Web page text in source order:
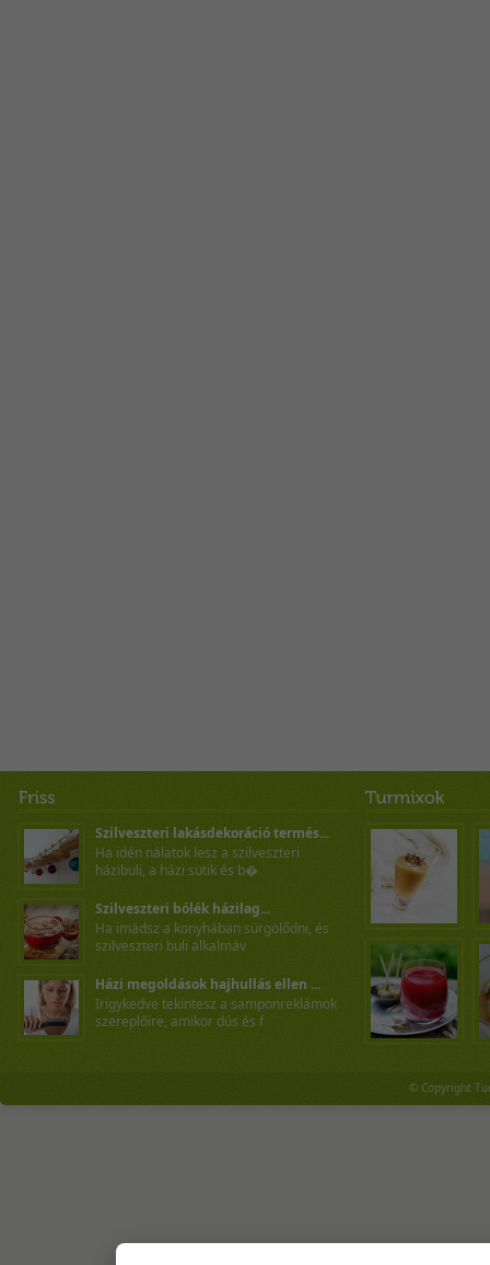
Szilveszteri lakásdekoráció termés...
Ha idén nálatok lesz a szilveszteri
házibuli, a házi sütik és b�
Szilveszteri bólék házilag...
Ha imádsz a konyhában sürgölődni, és
szilveszteri buli alkalmáv
Házi megoldások hajhullás ellen ...
Irigykedve tekintesz a samponreklámok
szereplőire, amikor dús és f
© Copyright